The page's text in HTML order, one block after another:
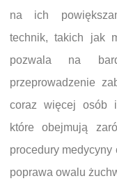
na ich
technik, takich jak
pozwala na
przeprowadzenie
coraz więcej osób
które obejmują
procedury
poprawa owalu